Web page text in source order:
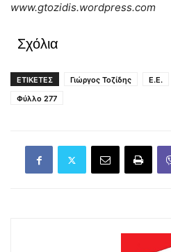
www.gtozidis.wordpress.com
Σχόλια
ΕΤΙΚΕΤΕΣ Γιώργος Τοζίδης Ε.Ε.
Φύλλο 277